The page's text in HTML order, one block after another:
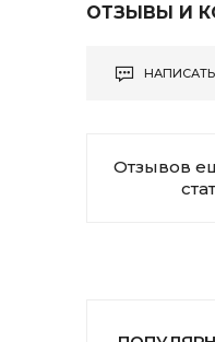
ОТЗЫВЫ И
Отзывов